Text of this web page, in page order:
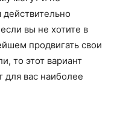
вы не хотите в
продвигать свои
то этот вариант
для вас наиболее